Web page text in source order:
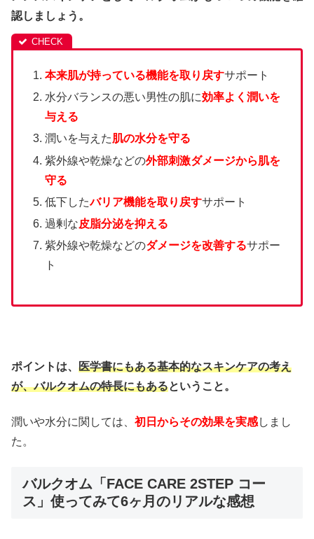
認しましょう。
本来肌が持っている機能を取り戻すサポート
水分バランスの悪い男性の肌に効率よく潤いを
与える
潤いを与えた肌の水分を守る
紫外線や乾燥などの外部刺激ダメージから肌を
守る
低下したバリア機能を取り戻すサポート
過剰な皮脂分泌を抑える
紫外線や乾燥などのダメージを改善するサポー
ト
ポイントは、 医学書にもある基本的なスキンケアの考え
が、バルクオムの特長にもあるということ。
潤いや水分に関しては、 初日からその効果を実感しまし
た。
バルクオム「FACE CARE 2STEP コー
ス」使ってみて6ヶ月のリアルな感想